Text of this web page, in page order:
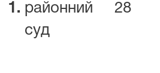
1. районний
суд
28